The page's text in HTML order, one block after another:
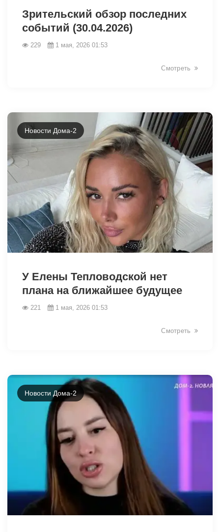
Зрительский обзор последних
событий (30.04.2026)
229 1 мая, 2026 01:53
Смотреть
Новости Дома-2
У Елены Тепловодской нет
плана на ближайшее будущее
221 1 мая, 2026 01:53
Смотреть
Новости Дома-2